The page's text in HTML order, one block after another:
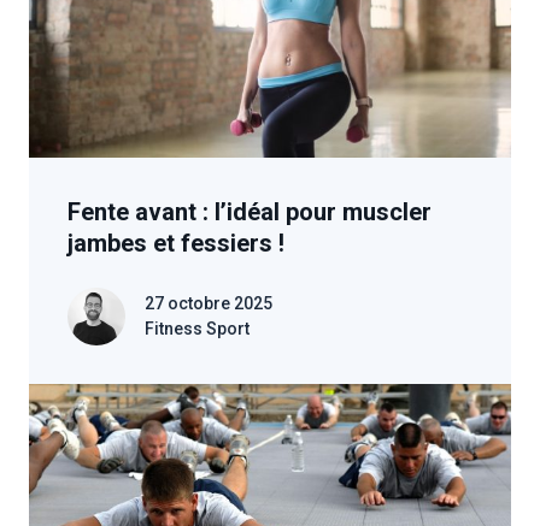
Fente avant : l’idéal pour muscler
jambes et fessiers !
27 octobre 2025
Fitness Sport